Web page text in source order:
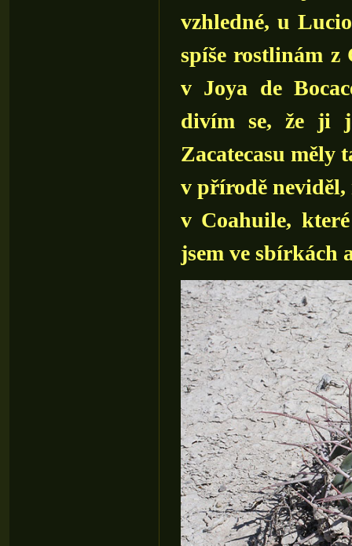
vzhledné, u
spíše rostlinám z
v Joya de
divím se, že ji
Zacatecasu
v přírodě
v Coahuile,
jsem ve sbírkách